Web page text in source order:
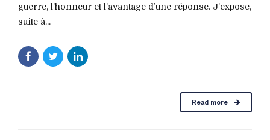
guerre, l’honneur et l’avantage d’une réponse. J’expose,
suite à...
Read more